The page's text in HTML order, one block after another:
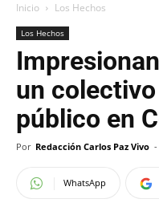
Inicio Los Hechos
Los Hechos
un
público en
Por Redacción Carlos Paz Vivo -
WhatsApp